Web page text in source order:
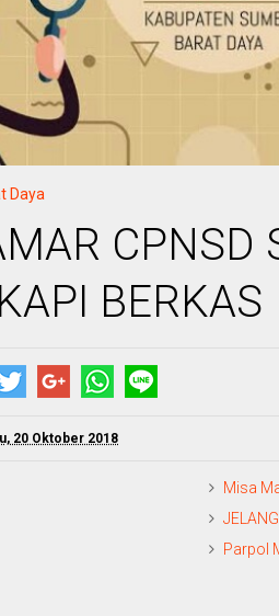
Daya
CPNSD
BERKAS
20 Oktober 2018
Misa
Parpol